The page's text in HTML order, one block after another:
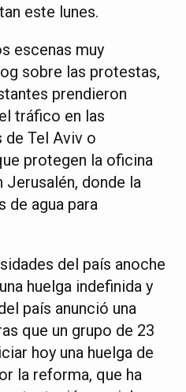
este lunes.
escenas muy
sobre las protestas,
prendieron
tráfico en las
de Tel Aviv o
protegen la oficina
donde la
de agua para
del país anoche
huelga indefinida y
país anunció una
que un grupo de 23
hoy una huelga de
la reforma, que ha